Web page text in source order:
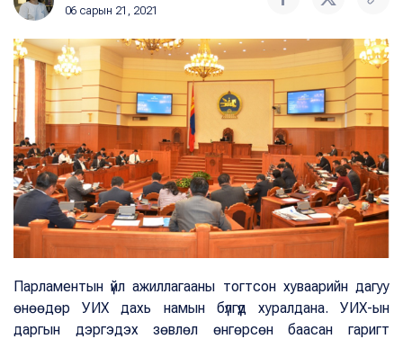
06 сарын 21, 2021
Парламентын үйл ажиллагааны тогтсон хуваарийн дагуу
өнөөдөр УИХ дахь намын бүлгүүд хуралдана. УИХ-ын
даргын дэргэдэх зөвлөл өнгөрсөн баасан гаригт